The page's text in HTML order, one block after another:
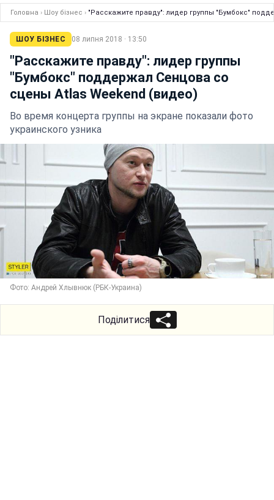
Головна › Шоу бізнес › "Расскажите правду": лидер группы "Бумбокс"
ШОУ БІЗНЕС 08 липня 2018 · 13:50
"Расскажите правду": лидер группы
"Бумбокс" поддержал Сенцова со
сцены Atlas Weekend (видео)
Во время концерта группы на экране показали фото
украинского узника
Фото: Андрей Хлывнюк (РБК-Украина)
Поділитися